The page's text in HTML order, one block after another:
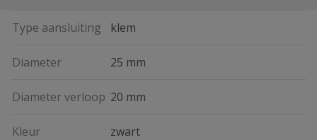
Type aansluiting klem
Diameter 25 mm
Diameter verloop 20 mm
Kleur zwart